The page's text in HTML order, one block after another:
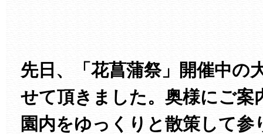
先日、「花菖蒲祭」開催中の
せて頂きました。奥様にご案
園内をゆっくりと散策して参